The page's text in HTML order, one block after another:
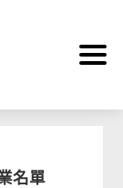
名單